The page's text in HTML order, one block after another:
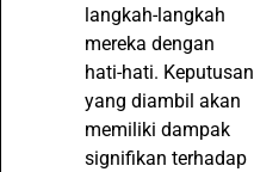
langkah-langkah
mereka dengan
hati-hati. Keputusan
yang diambil akan
memiliki dampak
signifikan terhadap